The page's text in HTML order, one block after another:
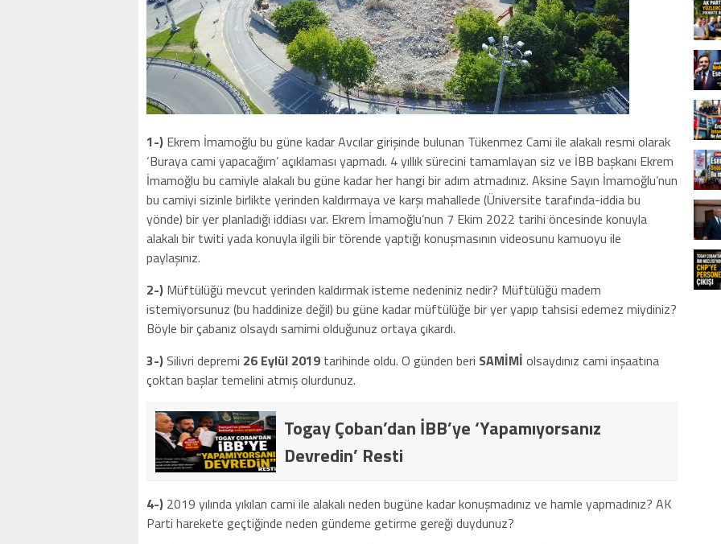
1-) Ekrem İmamoğlu bu güne kadar Avcılar girişinde bulunan Tükenmez Cami ile alakalı resmi olarak
‘Buraya cami yapacağım’ açıklaması yapmadı. 4 yıllık sürecini tamamlayan siz ve İBB başkanı Ekrem
İmamoğlu bu camiyle alakalı bu güne kadar her hangi bir adım atmadınız. Aksine Sayın İmamoğlu’nun
bu camiyi sizinle birlikte yerinden kaldırmaya ve karşı mahallede (Üniversite tarafında-iddia bu
yönde) bir yer planladığı iddiası var. Ekrem İmamoğlu’nun 7 Ekim 2022 tarihi öncesinde konuyla
alakalı bir twiti yada konuyla ilgili bir törende yaptığı konuşmasının videosunu kamuoyu ile
paylaşınız.
2-) Müftülüğü mevcut yerinden kaldırmak isteme nedeniniz nedir? Müftülüğü madem
istemiyorsunuz (bu haddinize değil) bu güne kadar müftülüğe bir yer yapıp tahsisi edemez miydiniz?
Böyle bir çabanız olsaydı samimi olduğunuz ortaya çıkardı.
3-) Silivri depremi 26 Eylül 2019 tarihinde oldu. O günden beri SAMİMİ olsaydınız cami inşaatına
çoktan başlar temelini atmış olurdunuz.
Togay Çoban’dan İBB’ye ‘Yapamıyorsanız
Devredin’ Resti
4-) 2019 yılında yıkılan cami ile alakalı neden bugüne kadar konuşmadınız ve hamle yapmadınız? AK
Parti harekete geçtiğinde neden gündeme getirme gereği duydunuz?